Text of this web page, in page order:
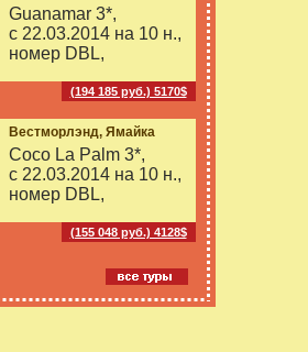
Guanamar 3*,
с 22.03.2014 на 10 н.,
номер DBL,
(194 185 руб.) 5170$
Вестморлэнд, Ямайка
Coco La Palm 3*,
с 22.03.2014 на 10 н.,
номер DBL,
(155 048 руб.) 4128$